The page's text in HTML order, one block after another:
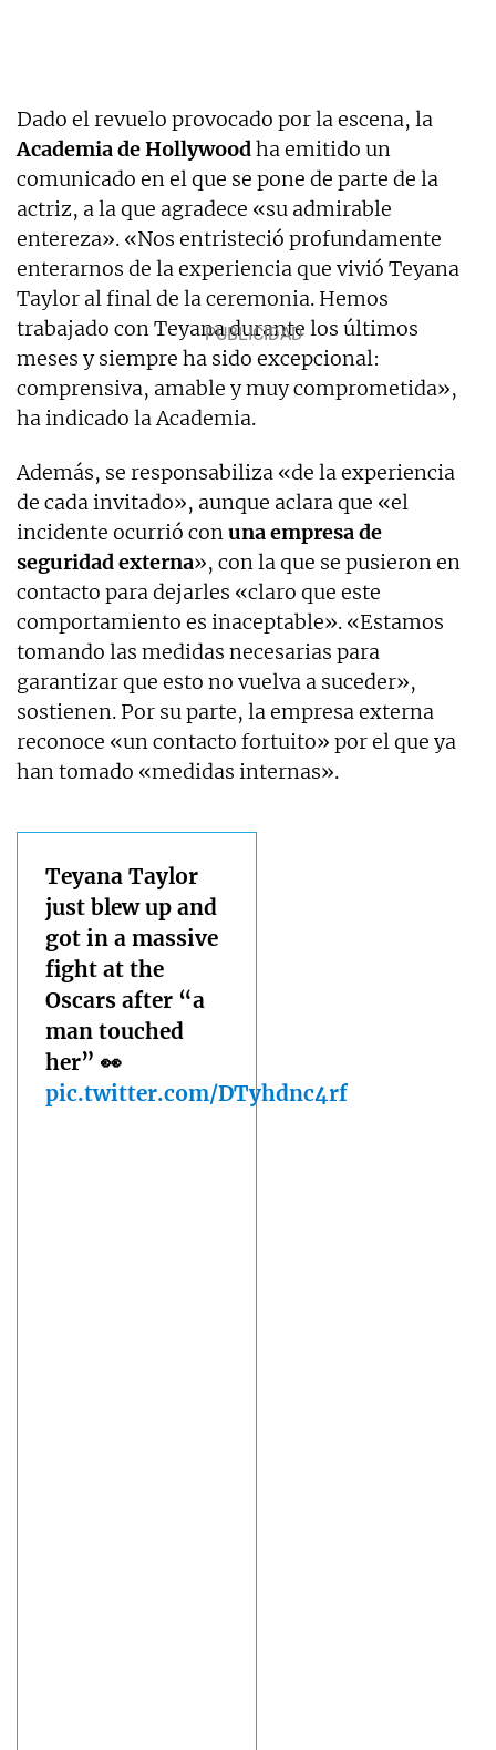
Dado el revuelo provocado por la escena, la
Academia de Hollywoodha emitido un
comunicado en el que se pone de parte de la
actriz, a la que agradece «su admirable
entereza». «Nos entristeció profundamente
enterarnos de la experiencia que vivió Teyana
Taylor al final de la ceremonia. Hemos
trabajado con Teyana durante los últimos
meses y siempre ha sido excepcional:
comprensiva, amable y muy comprometida»,
ha indicado la Academia.
Además, se responsabiliza «de la experiencia
de cada invitado», aunque aclara que «el
incidente ocurrió conuna empresa de
seguridad externa», con la que se pusieron en
contacto para dejarles «claro que este
comportamiento es inaceptable». «Estamos
tomando las medidas necesarias para
garantizar que esto no vuelva a suceder»,
sostienen. Por su parte, la empresa externa
reconoce «un contacto fortuito» por el que ya
han tomado «medidas internas».
Teyana Taylor
just blew up and
got in a massive
fight at the
Oscars after “a
man touched
her” 👀
pic.twitter.com/DTyhdnc4rf